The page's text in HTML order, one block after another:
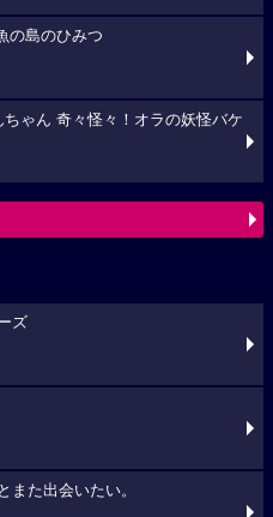
の島のひみつ
ゃん 奇々怪々！オラの妖怪バケ
ズ
また出会いたい。